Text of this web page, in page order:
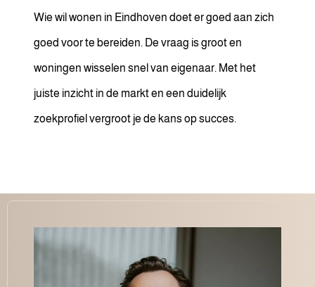
Wie wil wonen in Eindhoven doet er goed aan zich
goed voor te bereiden. De vraag is groot en
woningen wisselen snel van eigenaar. Met het
juiste inzicht in de markt en een duidelijk
zoekprofiel vergroot je de kans op succes.